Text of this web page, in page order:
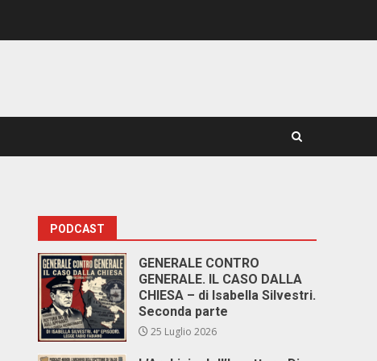
PODCAST
GENERALE CONTRO
GENERALE. IL CASO DALLA
CHIESA – di Isabella Silvestri.
Seconda parte
25 Luglio 2026